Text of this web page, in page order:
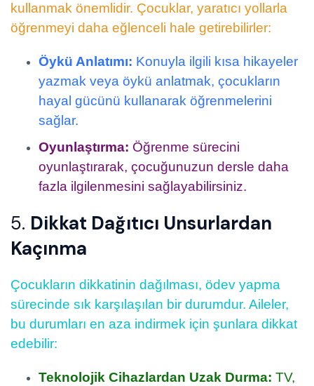
kullanmak önemlidir. Çocuklar, yaratıcı yollarla
öğrenmeyi daha eğlenceli hale getirebilirler:
Öykü Anlatımı: Konuyla ilgili kısa hikayeler
yazmak veya öykü anlatmak, çocukların
hayal gücünü kullanarak öğrenmelerini
sağlar.
Oyunlaştırma: Öğrenme sürecini
oyunlaştırarak, çocuğunuzun dersle daha
fazla ilgilenmesini sağlayabilirsiniz.
5. Dikkat Dağıtıcı Unsurlardan
Kaçınma
Çocukların dikkatinin dağılması, ödev yapma
sürecinde sık karşılaşılan bir durumdur. Aileler,
bu durumları en aza indirmek için şunlara dikkat
edebilir:
Teknolojik Cihazlardan Uzak Durma: TV,